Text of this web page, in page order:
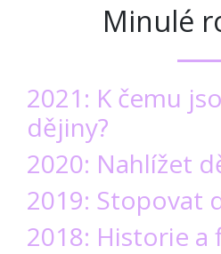
Minulé
2021: K čemu
dějiny?
2020: Nahlížet
2019: Stopovat
2018: Historie a